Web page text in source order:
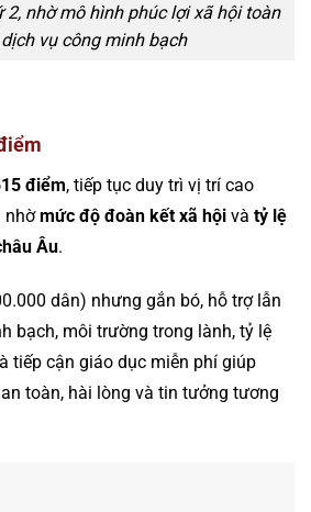
nhờ mô hình phúc lợi xã hội toàn
vụ công minh bạch
điểm, tiếp tục duy trì vị trí cao
nhờmức độ đoàn kết xã hội và tỷ lệ
Âu.
dân) nhưng gắn bó, hỗ trợ lẫn
bạch, môi trường trong lành, tỷ lệ
tiếp cận giáo dục miễn phí giúp
toàn, hài lòng và tin tưởng tương